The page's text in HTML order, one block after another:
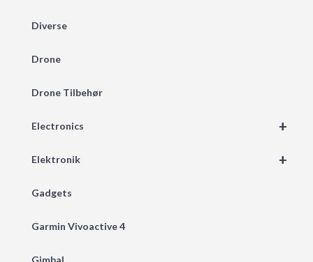
Diverse
Drone
Drone Tilbehør
+
Electronics
+
Elektronik
Gadgets
Garmin Vivoactive 4
Gimbal